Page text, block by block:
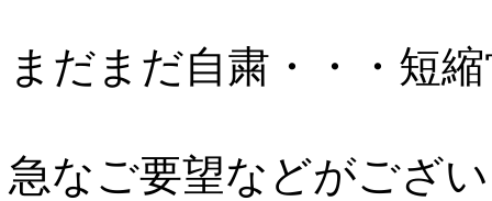
まだまだ自粛・・・短
急なご要望などがござ